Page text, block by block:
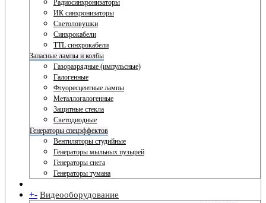
Радиосинхронизаторы
ИК синхронизаторы
Светоловушки
Синхрокабели
TTL синхрокабели
Запасные лампы и колбы
Газоразрядные (импульсные)
Галогенные
Флуоресцентные лампы
Металлогалогенные
Защитные стекла
Светодиодные
Генераторы спецэффектов
Вентиляторы студийные
Генераторы мыльных пузырей
Генераторы снега
Генераторы тумана
+- Видеооборудование